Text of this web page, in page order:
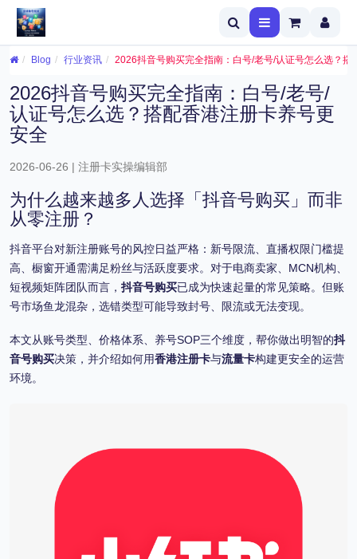
Blog 行业资讯 2026抖音号购买完全指南：白号/老号/认证号怎么选？搭
2026抖音号购买完全指南：白号/老号/
认证号怎么选？搭配香港注册卡养号更
安全
2026-06-26 | 注册卡实操编辑部
为什么越来越多人选择「抖音号购买」而非
从零注册？
抖音平台对新注册账号的风控日益严格：新号限流、直播权限门槛提
高、橱窗开通需满足粉丝与活跃度要求。对于电商卖家、MCN机构、
短视频矩阵团队而言， 抖音号购买已成为快速起量的常见策略。但账
号市场鱼龙混杂，选错类型可能导致封号、限流或无法变现。
本文从账号类型、价格体系、养号SOP三个维度，帮你做出明智的抖
音号购买决策，并介绍如何用香港注册卡与流量卡构建更安全的运营
环境。